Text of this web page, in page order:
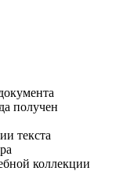
получен
текста
коллекции